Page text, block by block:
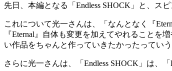
先日、本編となる「Endless SHOCK」と、ス
これについて光一さんは、「なんとなく『
『Eternal』自体も変更を加えてやれること
い作品をちゃんと作っていきたかったってい
さらに光一さんは、「Endless SHOCK」は、